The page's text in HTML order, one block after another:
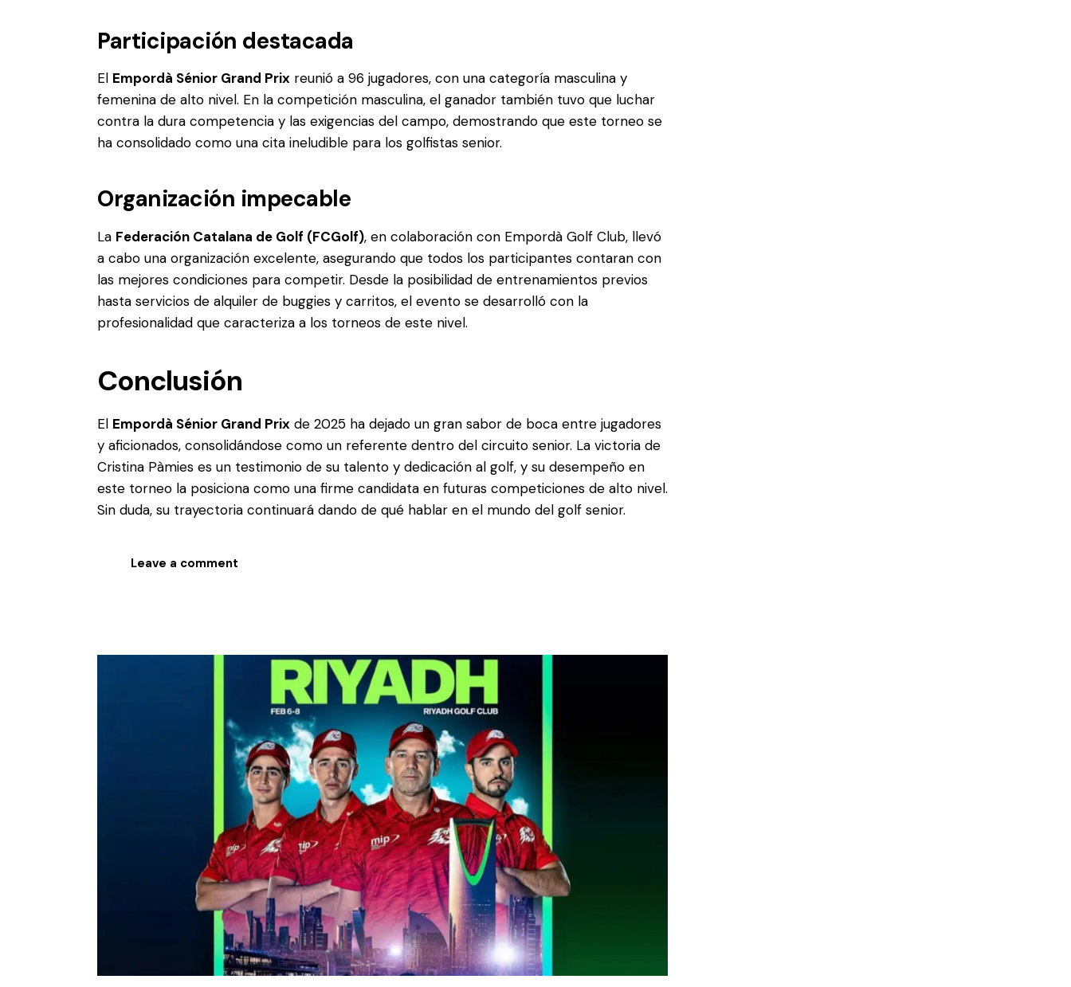
Participación destacada
El Empordà Sénior Grand Prix reunió a 96 jugadores, con una categoría masculina y
femenina de alto nivel. En la competición masculina, el ganador también tuvo que luchar
contra la dura competencia y las exigencias del campo, demostrando que este torneo se
ha consolidado como una cita ineludible para los golfistas senior.
Organización impecable
La Federación Catalana de Golf (FCGolf), en colaboración con Empordà Golf Club, llevó
a cabo una organización excelente, asegurando que todos los participantes contaran con
las mejores condiciones para competir. Desde la posibilidad de entrenamientos previos
hasta servicios de alquiler de buggies y carritos, el evento se desarrolló con la
profesionalidad que caracteriza a los torneos de este nivel.
Conclusión
El Empordà Sénior Grand Prix de 2025 ha dejado un gran sabor de boca entre jugadores
y aficionados, consolidándose como un referente dentro del circuito senior. La victoria de
Cristina Pàmies es un testimonio de su talento y dedicación al golf, y su desempeño en
este torneo la posiciona como una firme candidata en futuras competiciones de alto nivel.
Sin duda, su trayectoria continuará dando de qué hablar en el mundo del golf senior.
Leave a comment